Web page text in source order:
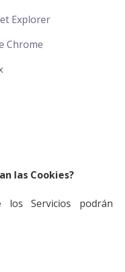
Explorer
Chrome
las Cookies?
los Servicios podrán